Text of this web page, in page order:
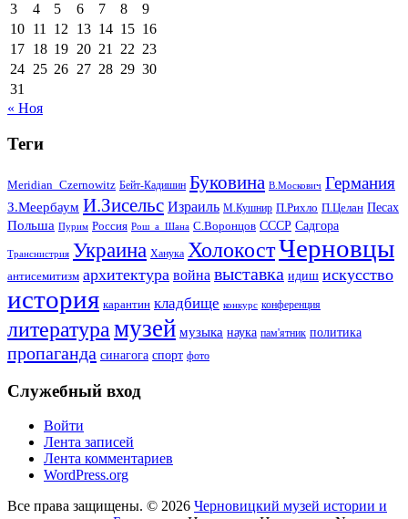
3
4 5 6 7 8
9
10 11 12 13 14 15 16
17 18 19 20 21 22 23
24 25 26 27 28 29 30
31
« Ноя
Теги
Meridian_Czernowitz Бейт-Кадишин Буковина В.Москович Германия
З.Меербаум И.Зисельс Израиль М.Кушнир П.Рихло П.Целан Песах
Польша Пурим Россия Рош_а_Шана С.Воронцов СССР Садгора
Транснистрия Украина Ханука ХолокостЧерновцы
антисемитизм архитектура война выставка идиш искусство
история карантин кладбище конкурс конференция
литература музей музыка наука пам'ятник политика
пропаганда синагога спорт фото
Служебный вход
Войти
Лента записей
Лента комментариев
WordPress.org
Все права защищены. © 2026 Черновицкий музей истории и